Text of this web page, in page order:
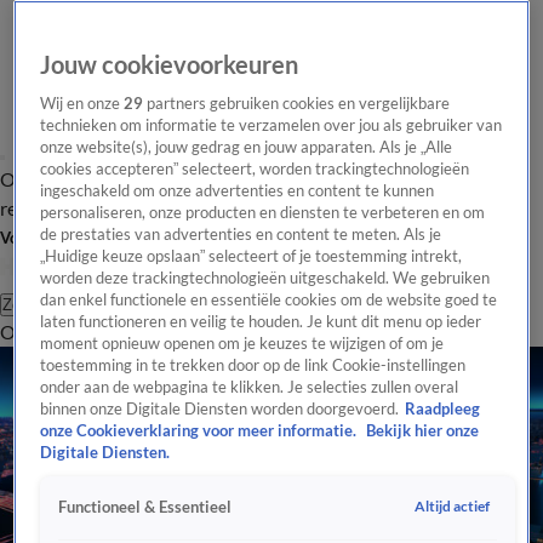
Overzicht Laatste nieuws Regionieuws Het beste van Hart
Tip de
redactie
Volg Hart van Nederland
Zoeken
OverzichtRegioUitzendingenWeerTip de redactiePanelVideo's
Jouw cookievoorkeuren
Wij en onze29 partners gebruiken cookies en vergelijkbare
technieken om informatie te verzamelen over jou als gebruiker van
onze website(s), jouw gedrag en jouw apparaten. Als je „Alle
cookies accepteren” selecteert, worden trackingtechnologieën
ingeschakeld om onze advertenties en content te kunnen
personaliseren, onze producten en diensten te verbeteren en om
de prestaties van advertenties en content te meten. Als je
„Huidige keuze opslaan” selecteert of je toestemming intrekt,
worden deze trackingtechnologieën uitgeschakeld. We gebruiken
dan enkel functionele en essentiële cookies om de website goed te
laten functioneren en veilig te houden. Je kunt dit menu op ieder
moment opnieuw openen om je keuzes te wijzigen of om je
toestemming in te trekken door op de link Cookie-instellingen
onder aan de webpagina te klikken. Je selecties zullen overal
binnen onze Digitale Diensten worden doorgevoerd. Raadpleeg
onze Cookieverklaring voor meer informatie.
Bekijk hier onze
Digitale Diensten.
Functioneel & Essentieel Altijd actief